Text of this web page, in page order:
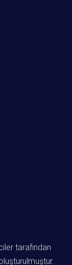
tarafından